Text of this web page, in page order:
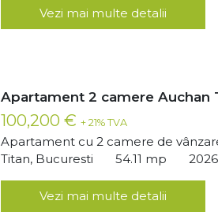
Vezi mai multe detalii
Apartament 2 camere Auchan
100,200 € + 21% TVA
Apartament cu 2 camere de
Titan, Bucuresti
54.11 mp 2026
Vezi mai multe detalii